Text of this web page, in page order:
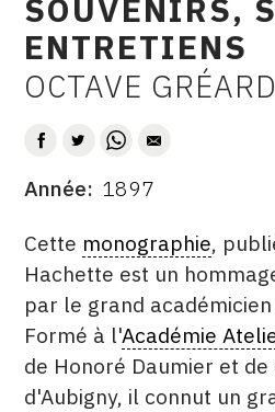
CGU
SOUVENIRS,
ENTRETIENS
AUTEUR
OCTAVE GRÉARD
DATE
Année 1897
DESCRITPTION
Cette monographie,
Hachette est un
par le grand
Formé à l'Académie
de Honoré Daumier et
d'Aubigny, il connut un